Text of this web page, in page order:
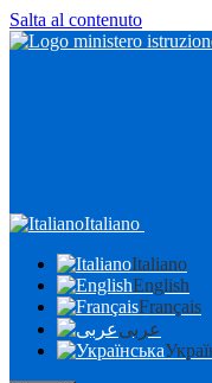
Salta al contenuto
Italiano
Italiano
English
Français
عربى